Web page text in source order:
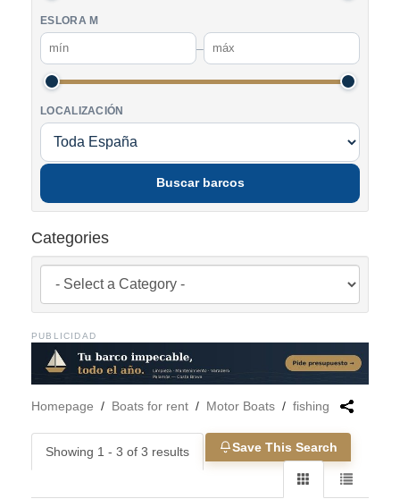
ESLORA M
–
LOCALIZACIÓN
Buscar barcos
Categories
PUBLICIDAD
Homepage / Boats for rent / Motor Boats / fishing
Showing 1 - 3 of 3 results Save This Search